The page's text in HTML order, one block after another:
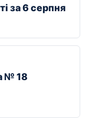
за 6 серпня
№ 18